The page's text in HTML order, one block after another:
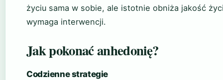
życiu sama w sobie, ale istotnie obniża jakość
wymaga interwencji.
Jak pokonać anhedonię?
Codzienne strategie